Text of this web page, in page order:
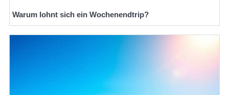
Warum lohnt sich ein Wochenendtrip?